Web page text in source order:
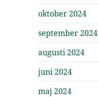
oktober 2024
september 2024
augusti 2024
juni 2024
maj 2024